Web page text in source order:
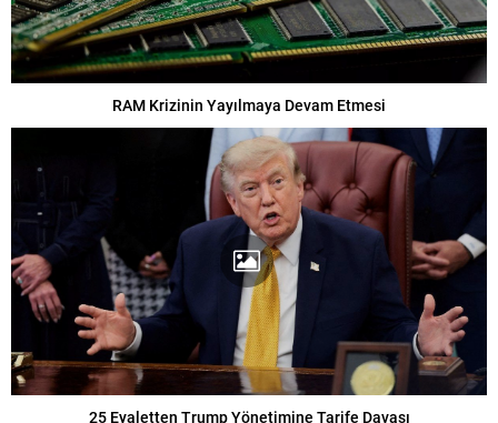
RAM Krizinin Yayılmaya Devam Etmesi
25 Eyaletten Trump Yönetimine Tarife Davası